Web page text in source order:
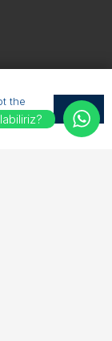
the
OK